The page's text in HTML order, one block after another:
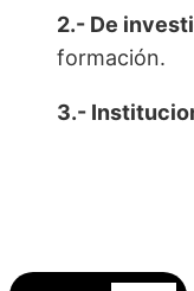
2.- De
formación.
3.-